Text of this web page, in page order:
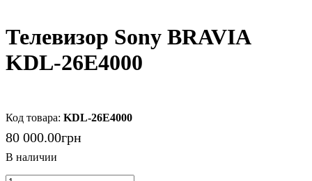
Телевизор Sony BRAVIA
KDL-26E4000
KDL-26E4000
80 000.00грн